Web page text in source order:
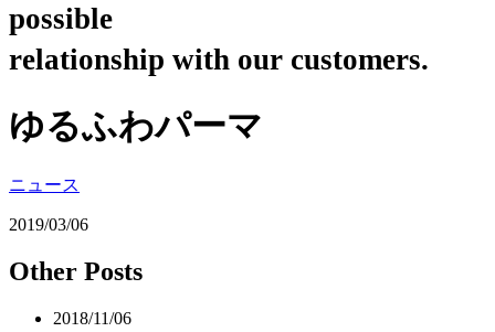
possible
relationship with our customers.
ゆるふわパーマ
ニュース
2019/03/06
Other Posts
2018/11/06